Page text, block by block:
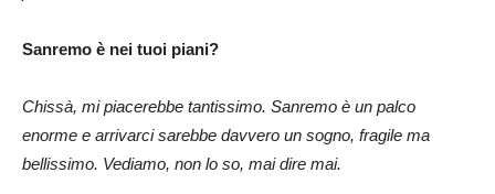
Sanremo è nei tuoi piani?
Chissà, mi piacerebbe tantissimo. Sanremo è un palco
enorme e arrivarci sarebbe davvero un sogno, fragile ma
bellissimo. Vediamo, non lo so, mai dire mai.